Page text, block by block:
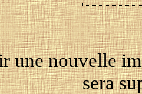
une nouvelle
sera